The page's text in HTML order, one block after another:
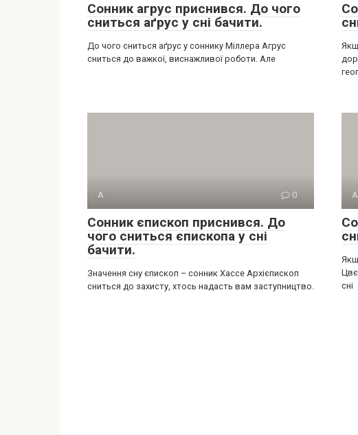
Сонник агрус приснився. До чого
сниться аґрус у сні бачити.
До чого сниться аґрус у соннику Міллера Агрус
сниться до важкої, виснажливої роботи. Але
А 0
Сонник єпископ приснився. До
чого сниться єпископа у сні
бачити.
Значення сну єпископ – сонник Хассе Архієпископ
сниться до захисту, хтось надасть вам заступництво.
А
сні